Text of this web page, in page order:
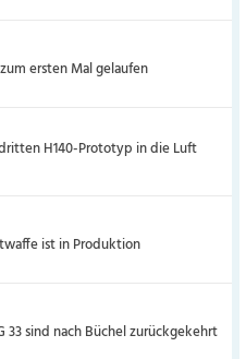
ersten Mal gelaufen
H140-Prototyp in die Luft
ist in Produktion
33 sind nach Büchel zurückgekehrt